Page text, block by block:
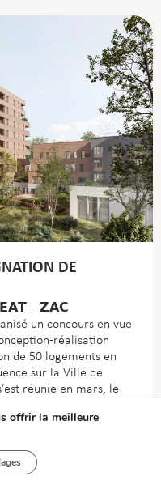
DE
– 𝗭𝗔𝗖
un concours en vue
réalisation
de 50 logements en
sur la Ville de
réunie en mars, le
PARIS-
AGI2D/ AGENCE
réponse aux attendus
autres les
offrir la meilleure